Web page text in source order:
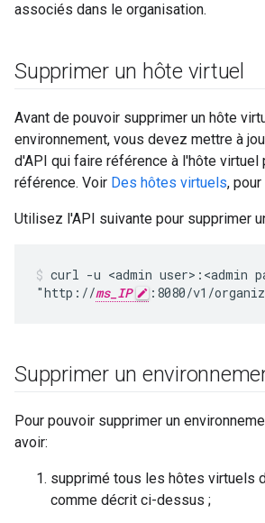
associés dans le organisation.
Supprimer un hôte virtuel
Avant de pouvoir supprimer un hôte
environnement, vous devez mettre à
d'API qui faire référence à l'hôte virtuel
référence. Voir Des hôtes virtuels,
Utilisez l'API suivante pour supprimer
curl -u <admin user>:<admin
"http://ms_IP :8080/v1/
Supprimer un
Pour pouvoir supprimer un
avoir:
supprimé tous les hôtes virtuels
comme décrit ci-dessus ;